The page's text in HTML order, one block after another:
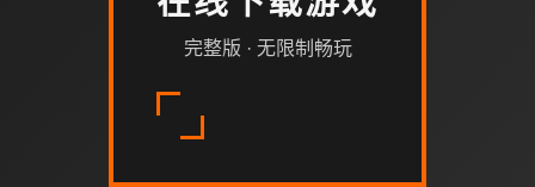
完整版 · 无限制畅玩